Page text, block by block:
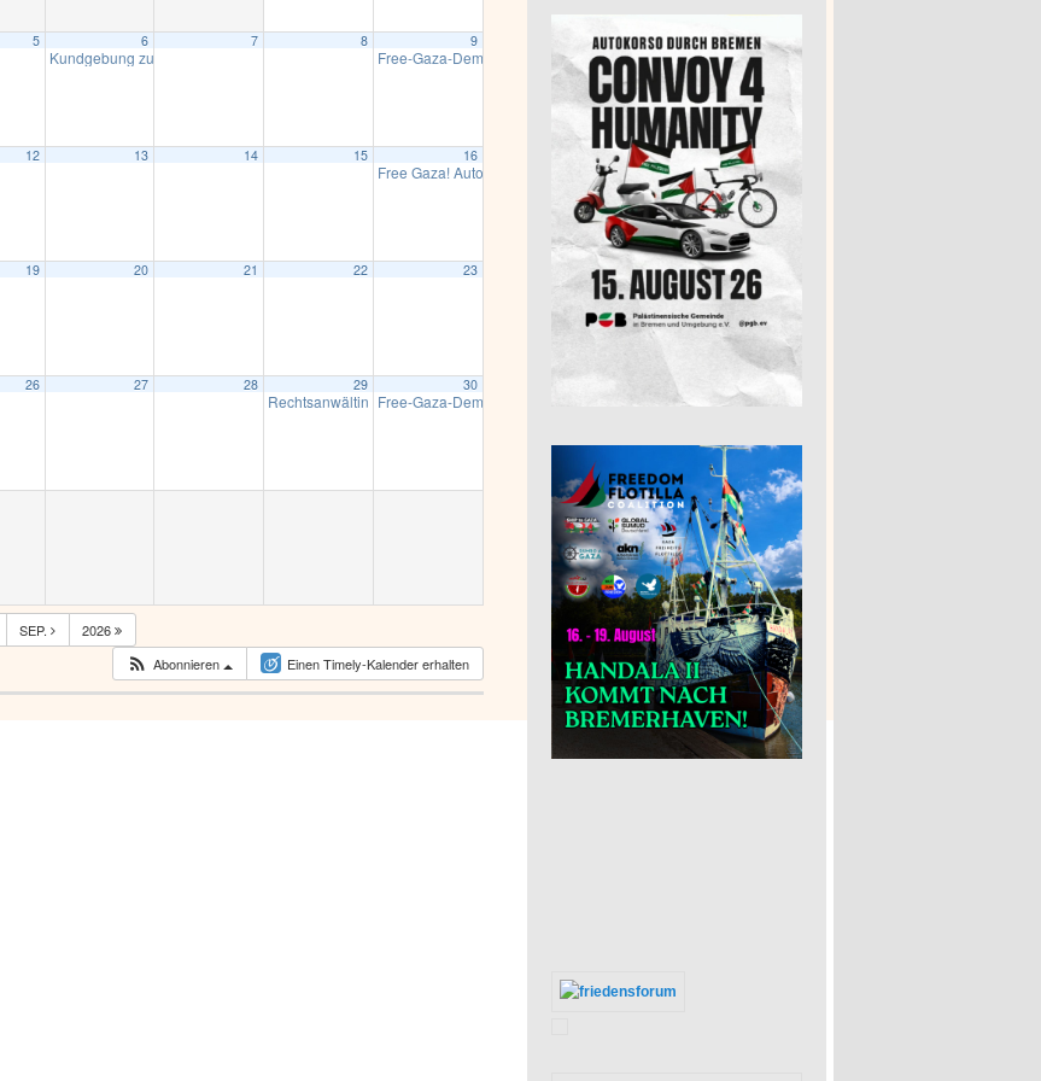
5 6
Kundgebung zum 80. Jahrestag der Atombombenabwürfe auf Hiroshima und Nagasaki17:00
7 8 9
Free-Gaza-Demo um 16 Uhr vor dem Hauptbahnhof16:00
12 13 14 15 16
Free Gaza! Autokonvoi
19 20 21 22 23
26 27 28 29
Rechtsanwältin Rana Issazadeh: Repression und Kriminalisierung palästinasolidarischer Stimmen – eine rechtliche
30
Free-Gaza-Demo
SEP.
2026
Abonnieren
Einen Timely-Kalender erhalten